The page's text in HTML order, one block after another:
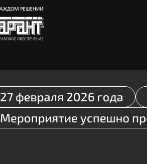
27 февраля 2026 года
Мероприятие успешно